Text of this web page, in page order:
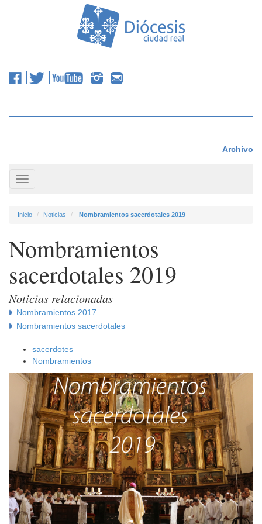
Archivo
Toggle
navigation
Inicio Noticias Nombramientos sacerdotales 2019
Nombramientos
sacerdotales 2019
Noticias relacionadas
Nombramientos 2017
Nombramientos sacerdotales
sacerdotes
Nombramientos